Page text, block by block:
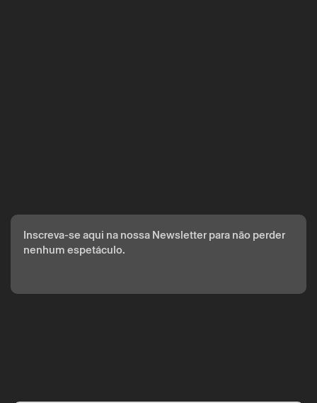
Inscreva-se aqui na nossa Newsletter para não perder
nenhum espetáculo.